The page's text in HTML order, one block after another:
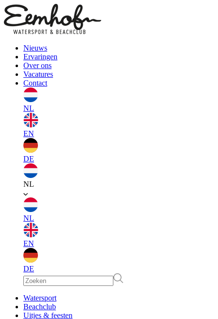
Nieuws
Ervaringen
Over ons
Vacatures
Contact
NL
EN
DE
NL
NL
EN
DE
EN
Watersport
Beachclub
Uitjes & feesten